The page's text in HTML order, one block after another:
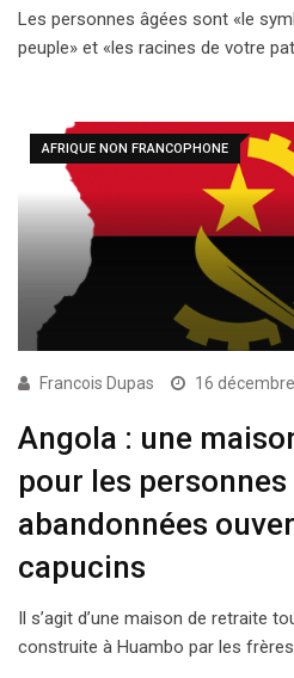
Les personnes âgées sont «le
peuple» et «les racines de votre
AFRIQUE NON FRANCOPHONE
Francois Dupas 16
Angola : une
pour les personnes
abandonnées
capucins
Il s’agit d’une maison de retraite
construite à Huambo par les